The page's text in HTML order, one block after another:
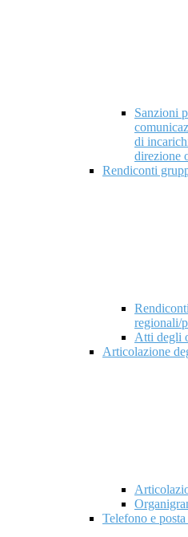
Sanzioni
di
direzione
Rendiconti
regionali/
Atti degli
Articolazione
Telefono e